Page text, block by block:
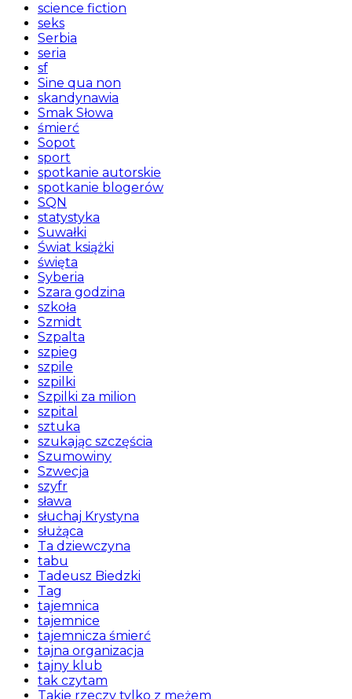
science fiction
seks
Serbia
seria
sf
Sine qua non
skandynawia
Smak Słowa
śmierć
Sopot
sport
spotkanie autorskie
spotkanie blogerów
SQN
statystyka
Suwałki
Świat książki
święta
Syberia
Szara godzina
szkoła
Szmidt
Szpalta
szpieg
szpile
szpilki
Szpilki za milion
szpital
sztuka
szukając szczęścia
Szumowiny
Szwecja
szyfr
sława
słuchaj Krystyna
służąca
Ta dziewczyna
tabu
Tadeusz Biedzki
Tag
tajemnica
tajemnice
tajemnicza śmierć
tajna organizacja
tajny klub
tak czytam
Takie rzeczy tylko z mężem